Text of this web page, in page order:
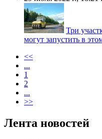
Три
могут запустить в
<<
...
1
2
...
>>
Лента новостей